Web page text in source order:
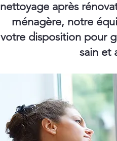
nettoyage après
ménagère, notre
votre disposition pour
sain et